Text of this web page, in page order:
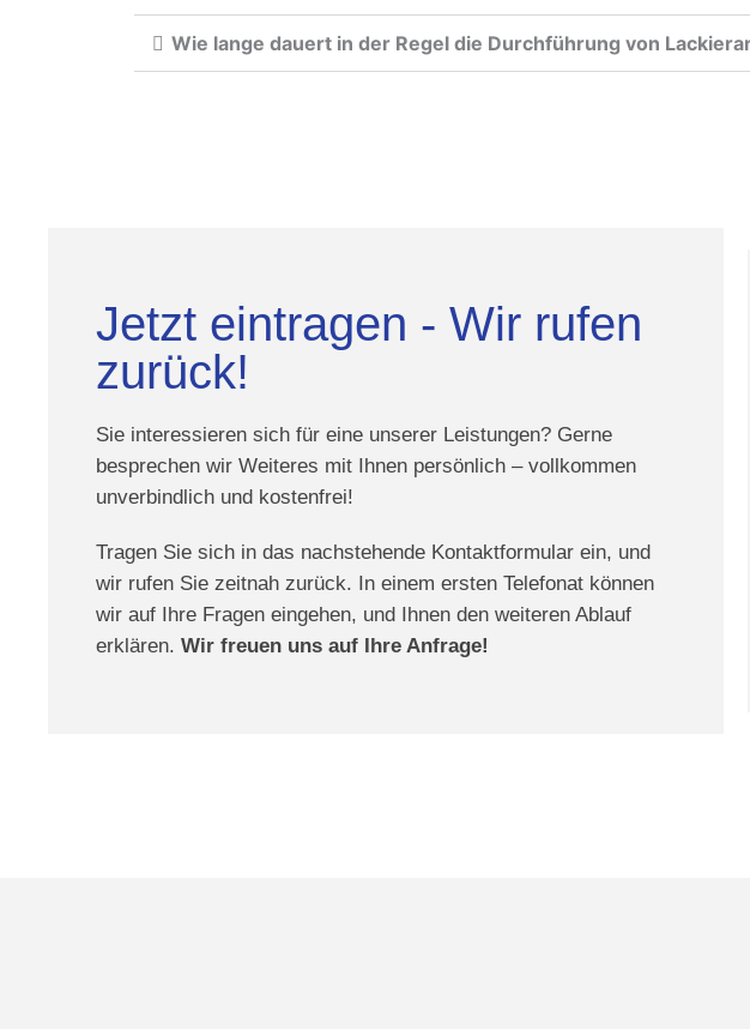
Wie lange dauert in der Regel die Durchführung von
Jetzt eintragen - Wir rufen
zurück!
Sie interessieren sich für eine unserer Leistungen? Gerne
besprechen wir Weiteres mit Ihnen persönlich – vollkommen
unverbindlich und kostenfrei!
Tragen Sie sich in das nachstehende Kontaktformular ein, und
wir rufen Sie zeitnah zurück. In einem ersten Telefonat können
wir auf Ihre Fragen eingehen, und Ihnen den weiteren Ablauf
erklären. Wir freuen uns auf Ihre Anfrage!